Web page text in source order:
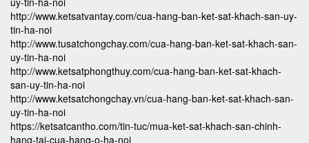
http://www.ketsatvantay.com/cua-hang-ban-ket-sat-khach-san-uy-
tin-ha-noi
http://www.tusatchongchay.com/cua-hang-ban-ket-sat-khach-san-
uy-tin-ha-noi
http://www.ketsatphongthuy.com/cua-hang-ban-ket-sat-khach-
san-uy-tin-ha-noi
http://www.ketsatchongchay.vn/cua-hang-ban-ket-sat-khach-san-
uy-tin-ha-noi
https://ketsatcantho.com/tin-tuc/mua-ket-sat-khach-san-chinh-
hang-tai-cua-hang-o-ha-noi